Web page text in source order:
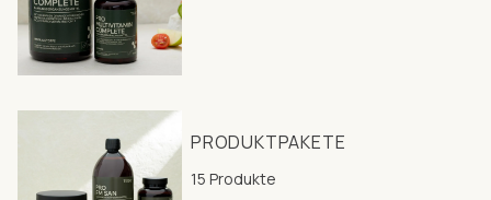
PRODUKTPAKETE
15 Produkte